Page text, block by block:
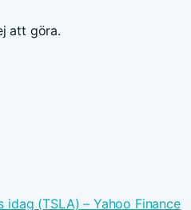
att göra.
idag (TSLA) – Yahoo Finance